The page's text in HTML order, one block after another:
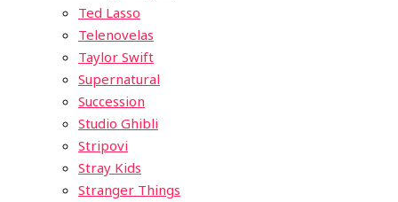
Ted Lasso
Telenovelas
Taylor Swift
Supernatural
Succession
Studio Ghibli
Stripovi
Stray Kids
Stranger Things